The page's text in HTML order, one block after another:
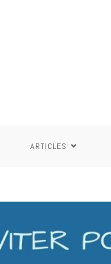
ARTICLES